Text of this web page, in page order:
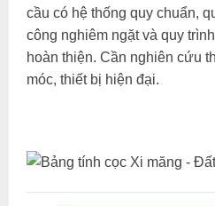
cầu có hệ thống quy chuẩn,
công nghiêm ngặt và quy
hoàn thiện. Cần nghiên cứu
móc, thiết bị hiện đại.